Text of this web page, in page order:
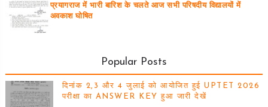
प्रयागराज में भारी बारिश के चलते आज सभी परिषदीय विद्यालयों में
अवकाश घोषित
Popular Posts
दिनांक 2,3 और 4 जुलाई को आयोजित हुई UPTET 2026
परीक्षा का ANSWER KEY हुआ जारी देखें